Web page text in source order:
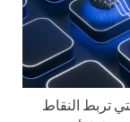
تربط النقاط